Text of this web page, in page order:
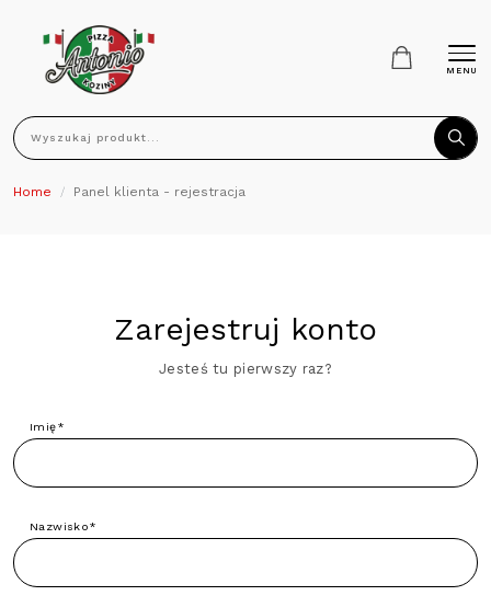
Wyszukaj produkt...
MENU
Home Panel klienta - rejestracja
Zarejestruj konto
Jesteś tu pierwszy raz?
Imię*
Nazwisko*